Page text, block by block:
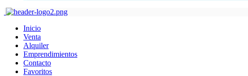
Inicio
Venta
Alquiler
Emprendimientos
Contacto
Favoritos